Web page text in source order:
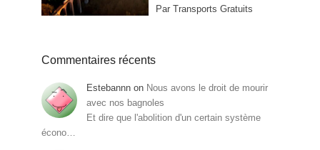
Par Transports Gratuits
Commentaires récents
Estebannn on Nous avons le droit de mourir
avec nos bagnoles
Et dire que l'abolition d'un certain système
écono…